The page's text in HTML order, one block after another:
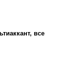
все